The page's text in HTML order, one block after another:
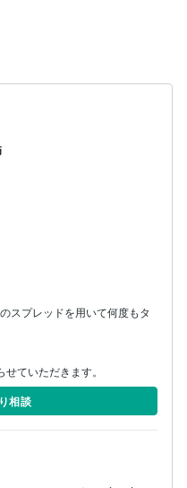
スプレッドを用いて何度もタ
ていただきます。
相談